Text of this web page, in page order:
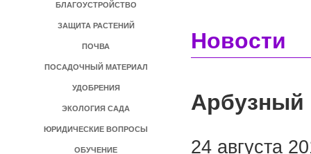
БЛАГОУСТРОЙСТВО
ЗАЩИТА РАСТЕНИЙ
ПОЧВА
ПОСАДОЧНЫЙ МАТЕРИАЛ
УДОБРЕНИЯ
ЭКОЛОГИЯ САДА
ЮРИДИЧЕСКИЕ ВОПРОСЫ
ОБУЧЕНИЕ
Новости
24 августа